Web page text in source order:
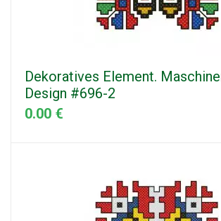
Dekoratives Element.
Design #696-2
0.00 €